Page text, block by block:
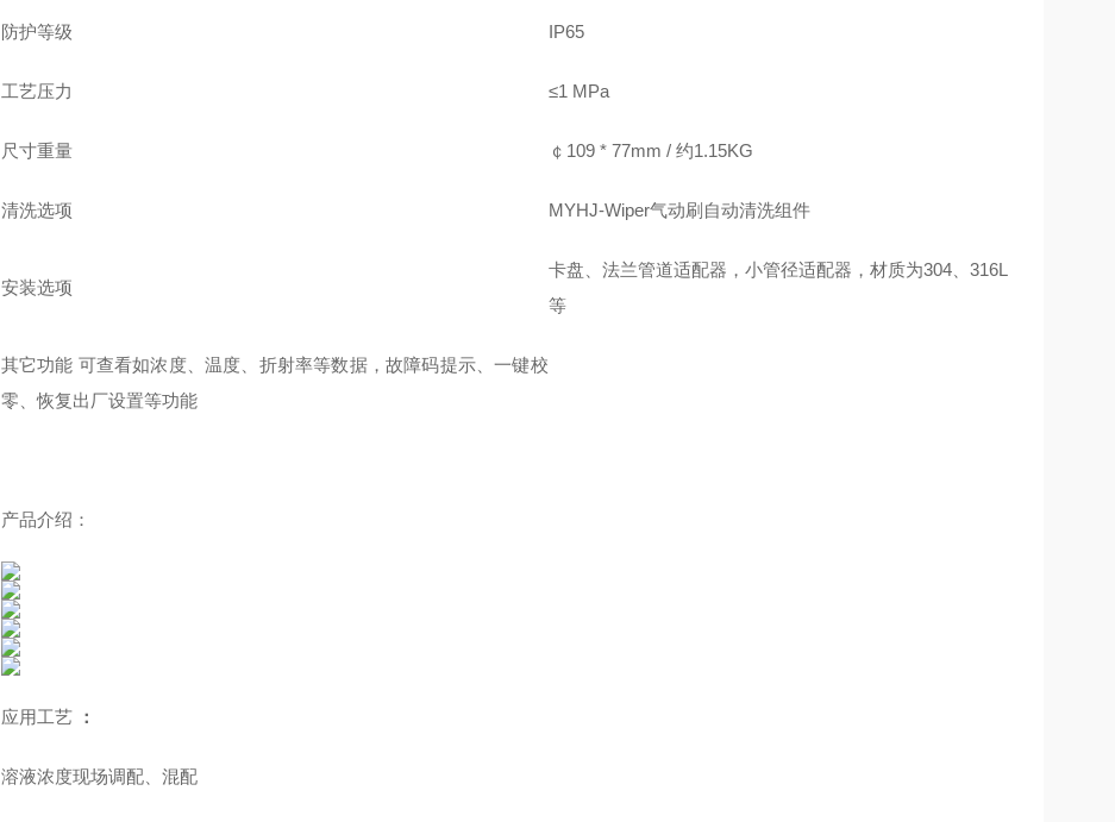
防护等级 IP65
工艺压力 ≤1 MPa
尺寸重量 ￠109 * 77mm / 约1.15KG
清洗选项 MYHJ-Wiper气动刷自动清洗组件
安装选项
卡盘、法兰管道适配器，小管径适配器，材质为304、316L
等
其它功能 可查看如浓度、温度、折射率等数据，故障码提示、一键校
零、恢复出厂设置等功能
产品介绍：
应用工艺：
溶液浓度现场调配、混配